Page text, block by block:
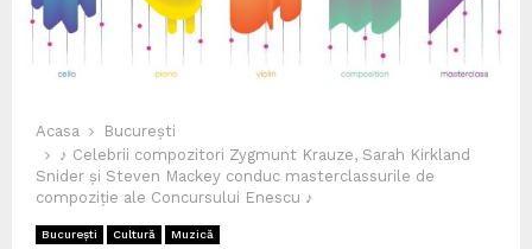
Acasa
București
♪ Celebrii compozitori Zygmunt Krauze, Sarah Kirkland
Snider și Steven Mackey conduc masterclassurile de
compoziție ale Concursului Enescu ♪
București Cultură Muzică